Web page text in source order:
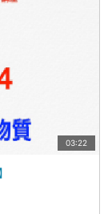
03:22